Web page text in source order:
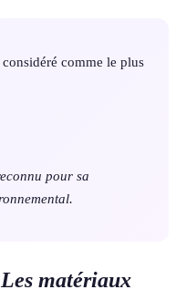
comme le plus
pour sa
Les matériaux